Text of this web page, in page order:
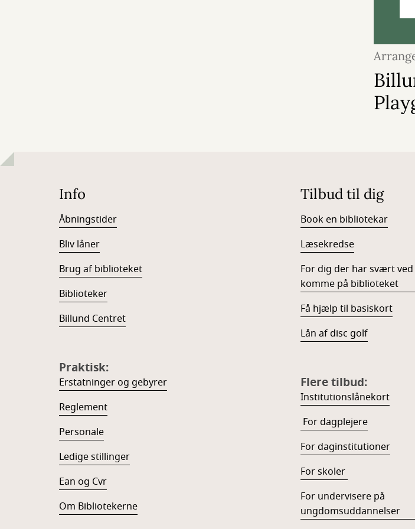
Info
Åbningstider
Bliv låner
Brug af biblioteket
Biblioteker
Billund Centret
Praktisk:
Erstatninger og gebyrer
Reglement
Personale
Ledige stillinger
Ean og Cvr
Om Bibliotekerne
Tilbud til dig
Book en bibliotekar
Læsekredse
For dig der har svært
komme på biblioteket
Få hjælp til basiskort
Lån af disc golf
Flere tilbud:
Institutionslånekort
For dagplejere
For daginstitutioner
For skoler
For undervisere på
ungdomsuddannelser